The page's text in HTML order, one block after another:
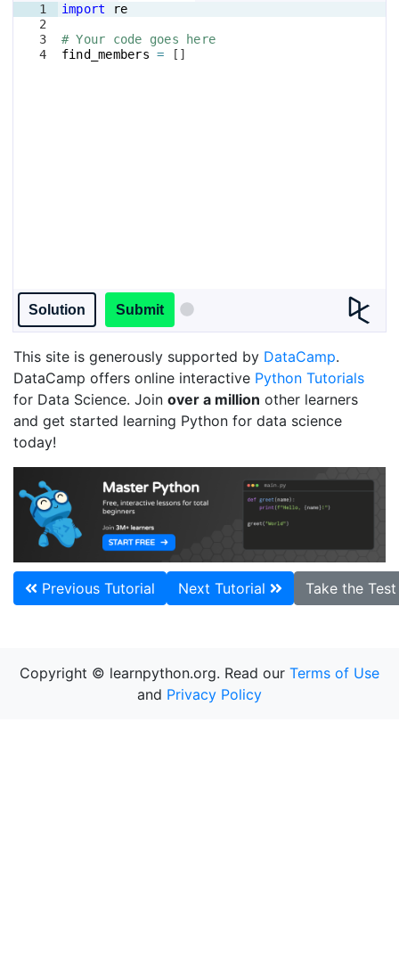
1
2
3
4
import re
# Your code goes here
find_members = [ ]
Solution Submit
This site is generously supported by DataCamp.
DataCamp offers online interactive Python Tutorials
for Data Science. Join over a million other learners
and get started learning Python for data science
today!
Previous Tutorial Next Tutorial Take the
Copyright © learnpython.org. Read our Terms of Use
and Privacy Policy